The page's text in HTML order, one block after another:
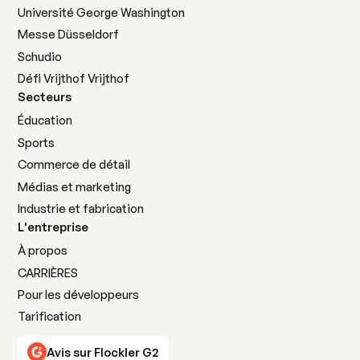
Présentez les expériences de vos clients et
stimulez les réservations grâce à un contenu
authentique destiné aux voyageurs.
En savoir plus
Agences de marketing
Gérez efficacement plusieurs clients grâce à une
puissante plateforme de flux sociaux.
En savoir plus
En savoir plus
Université George Washington
Messe Düsseldorf
Schudio
Défi Vrijthof Vrijthof
Secteurs
Éducation
Sports
Commerce de détail
Médias et marketing
Industrie et fabrication
L'entreprise
À propos
CARRIÈRES
Pour les développeurs
Tarification
Avis sur Flockler G2